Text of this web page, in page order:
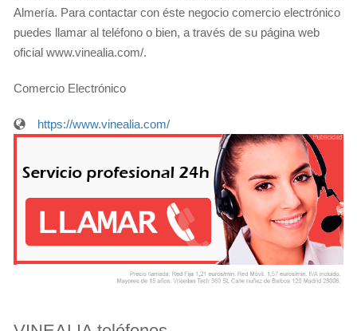
Almería. Para contactar con éste negocio comercio electrónico
puedes llamar al teléfono o bien, a través de su página web
oficial www.vinealia.com/.
Comercio Electrónico
https://www.vinealia.com/